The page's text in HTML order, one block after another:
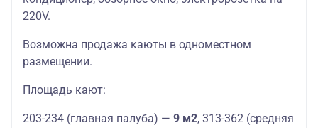
220V.
Возможна продажа каюты в одноместном
размещении.
Площадь кают:
203-234 (главная палуба) — 9 м2, 313-362 (средняя